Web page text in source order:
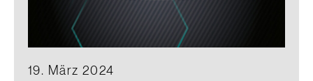
19. März 2024